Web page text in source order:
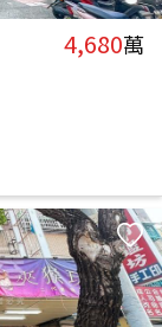
4,680萬